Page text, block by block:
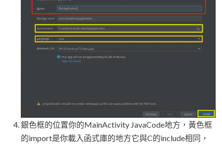
銀色框的位置你的MainActivity JavaCode地方，黃色框
的import是你載入函式庫的地方它與C的include相同，